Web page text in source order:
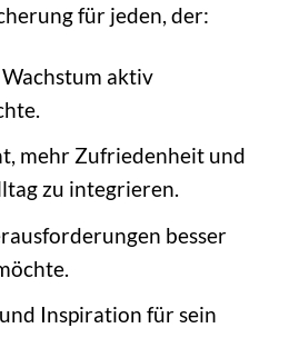
für jeden, der:
aktiv
mehr Zufriedenheit und
zu integrieren.
besser
Inspiration für sein